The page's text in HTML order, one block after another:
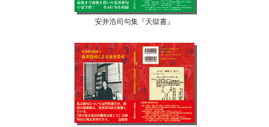
安井浩司句集『天獄書』